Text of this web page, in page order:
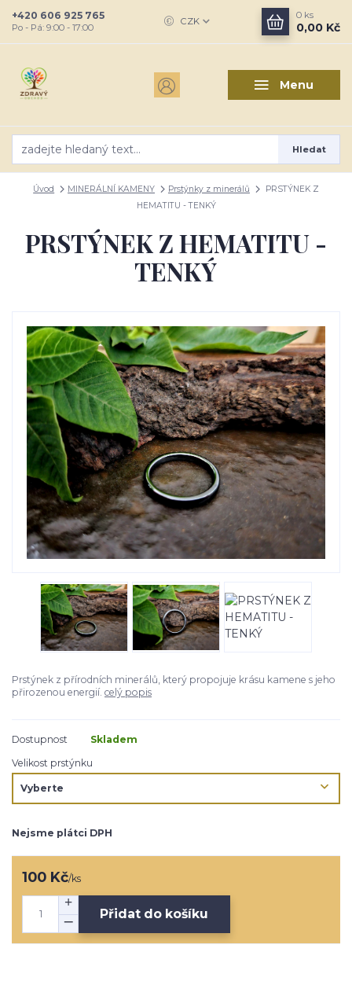
Menu
CZK
Hledat
+420 606 925 765
Po - Pá: 9:00 - 17:00
0 ks
0,00 Kč
Úvod MINERÁLNÍ KAMENY Prstýnky z minerálů
PRSTÝNEK Z
HEMATITU - TENKÝ
PRSTÝNEK Z HEMATITU -
TENKÝ
Prstýnek z přírodních minerálů, který propojuje krásu kamene s jeho
přirozenou energií. celý popis
Dostupnost
Skladem
Velikost prstýnku
Nejsme plátci DPH
100 Kč/ks
Přidat do košíku